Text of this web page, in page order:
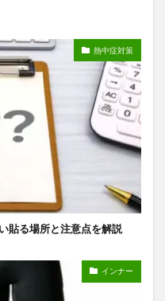
熱中症対策
貼る場所と注意点を解説
インナー